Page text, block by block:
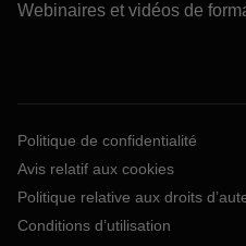
Webinaires et vidéos de
Politique de confidentialité
Avis relatif aux cookies
Politique relative aux droits
Conditions d’utilisation